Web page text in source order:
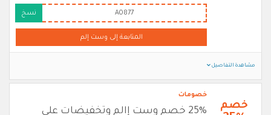
A0877 نسخ
المتابعة إلى وست إلم
مشاهدة التفاصيل
خصم
خصومات
25% خصم وست إالم وتخفيضات على